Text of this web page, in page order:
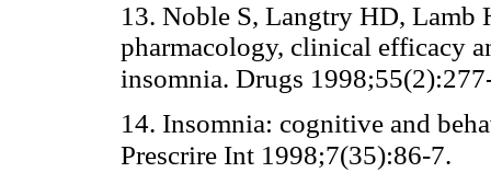
13. Noble S, Langtry HD,
pharmacology, clinical efficacy
insomnia. Drugs
14. Insomnia: cognitive and
Prescrire Int 1998;7(35):86-7.